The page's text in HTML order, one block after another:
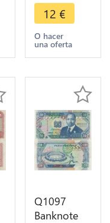
Shillings
President
Toroitich
Arap Moi
12 €
O hacer
una oferta
Q1097
Banknote